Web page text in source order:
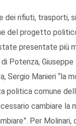
rifiuti, trasporti,
del progetto
presentate più
Potenza, Giuseppe
Sergio Manieri “la
politica comune
cambiare
Per